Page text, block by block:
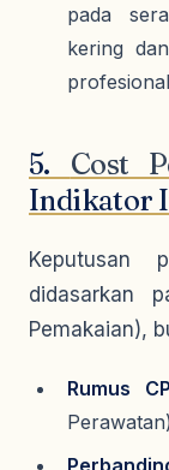
pada
kering
5. Cost
Indikator
Keputusan
didasarkan
Pemakaian),
Rumus